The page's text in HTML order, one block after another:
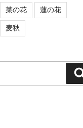
菜の花 蓮の花
麦秋